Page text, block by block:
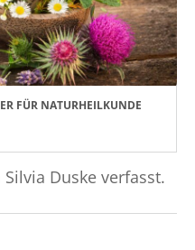
FÜR NATURHEILKUNDE
Duske verfasst.